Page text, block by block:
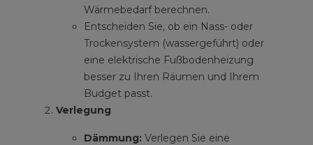
Wärmebedarf berechnen.
Entscheiden Sie, ob ein Nass- oder
Trockensystem (wassergeführt) oder
eine elektrische Fußbodenheizung
besser zu Ihren Räumen und Ihrem
Budget passt.
Verlegung
Dämmung: Verlegen Sie eine